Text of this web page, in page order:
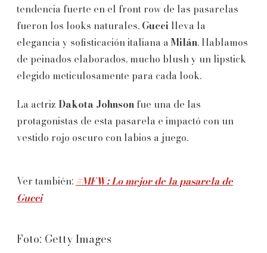
tendencia fuerte en el front row de las pasarelas
fueron los looks naturales, Gucci lleva la
elegancia y sofisticación italiana a Milán. Hablamos
de peinados elaborados, mucho blush y un lipstick
elegido meticulosamente para cada look.
La actriz Dakota Johnson fue una de las
protagonistas de esta pasarela e impactó con un
vestido rojo oscuro con labios a juego.
Ver también: #MFW: Lo mejor de la pasarela de
Gucci
Foto: Getty Images